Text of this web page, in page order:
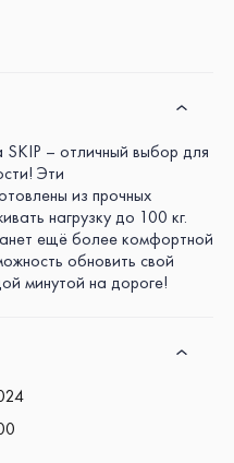
– отличный выбор для
Эти
из прочных
нагрузку до 100 кг.
ещё более комфортной
обновить свой
минутой на дороге!